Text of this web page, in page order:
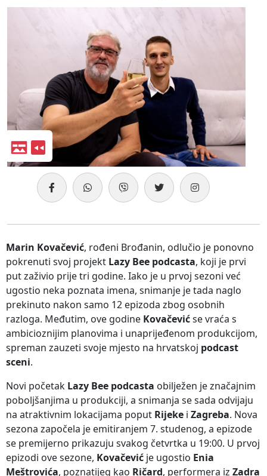
Marin Kovačević, rođeni Brođanin, odlučio je ponovno
pokrenuti svoj projekt Lazy Bee podcasta, koji je prvi
put zaživio prije tri godine. Iako je u prvoj sezoni već
ugostio neka poznata imena, snimanje je tada naglo
prekinuto nakon samo 12 epizoda zbog osobnih
razloga. Međutim, ove godine Kovačevićse vraća s
ambicioznijim planovima i unaprijeđenom produkcijom,
spreman zauzeti svoje mjesto na hrvatskoj podcast
sceni.
Novi početak Lazy Bee podcasta obilježen je značajnim
poboljšanjima u produkciji, a snimanja se sada odvijaju
na atraktivnim lokacijama poput Rijeke i Zagreba. Nova
sezona započela je emitiranjem 7. studenog, a epizode
se premijerno prikazuju svakog četvrtka u 19:00. U prvoj
epizodi ove sezone, Kovačević je ugostio Enia
Meštrovića, poznatijeg kao Ričard, performera iz Zadra